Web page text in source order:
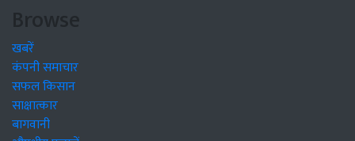
Browse
खबरें
कंपनी समाचार
सफल किसान
साक्षात्कार
बागवानी